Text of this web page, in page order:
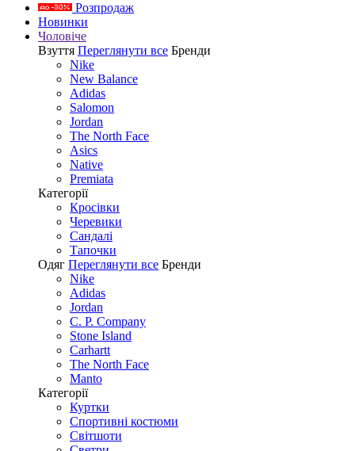
Розпродаж
Новинки
Чоловіче
Взуття Переглянути все Бренди
Nike
New Balance
Adidas
Salomon
Jordan
The North Face
Asics
Native
Premiata
Категорії
Кросівки
Черевики
Сандалі
Tапочки
Одяг Переглянути все Бренди
Nike
Adidas
Jordan
C. P. Company
Stone Island
Carhartt
The North Face
Manto
Категорії
Куртки
Спортивні костюми
Світшоти